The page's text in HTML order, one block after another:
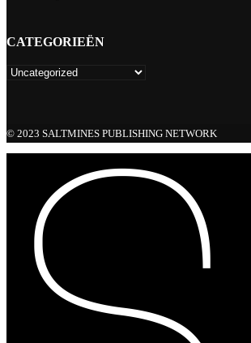
CATEGORIEËN
© 2023 SALTMINES PUBLISHING NETWORK